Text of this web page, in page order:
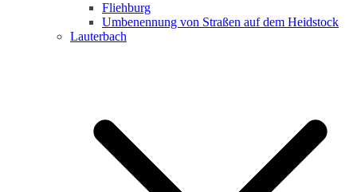
Fliehburg
Umbenennung von Straßen auf dem Heidstock
Lauterbach